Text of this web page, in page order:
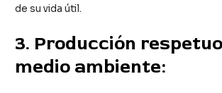
de su vida útil.
3. Producción
medio ambiente: